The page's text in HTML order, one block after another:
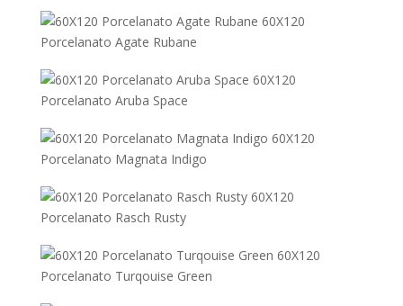
60X120
Porcelanato Agate Rubane
60X120
Porcelanato Aruba Space
60X120
Porcelanato Magnata Indigo
60X120
Porcelanato Rasch Rusty
60X120
Porcelanato Turqouise Green